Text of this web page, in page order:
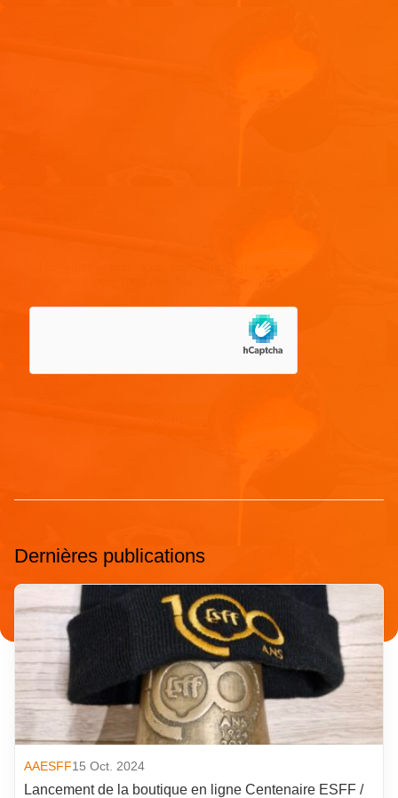
Dernières publications
AAESFF15 Oct. 2024
Lancement de la boutique en ligne Centenaire ESFF /